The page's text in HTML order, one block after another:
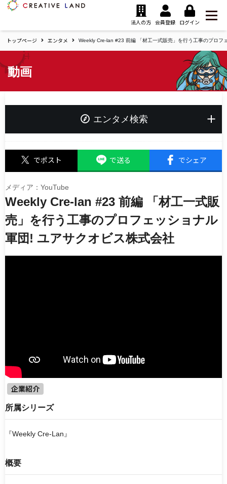
ク
エ
イ
テ
ィ
ブ
ド
法人の方 会員登録 ログイン
トップページ エンタメ Weekly Cre-lan #23 前編 「材工一式販売」を行う工事のプロフ
動画
エンタメ検索
タグ
夢追い人応援プロジェクト
エンタメ
働く機械
ドラマ・映画
知識・教養・教育
企業紹介
製品・技術紹介
『Weekly Cre-Lan』
TOKYO MX『ももいろインフラーZ』
ウシワカ−日本のインフラを守る技能者たちの挑戦−
並び順
新着動画
でポスト で送る でシェア
メディア：YouTube
Weekly Cre-lan #23 前編 「材工一式販
売」を行う工事のプロフェッショナル
軍団! ユアサクオビス株式会社
企業紹介
所属シリーズ
『Weekly Cre-Lan』
概要